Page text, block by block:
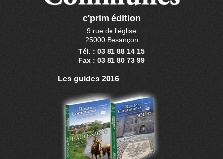
c'prim édition
9 rue de l'église
25000 Besançon
Tél. : 03 81 88 14 15
Fax : 03 81 80 73 99
Les guides 2016